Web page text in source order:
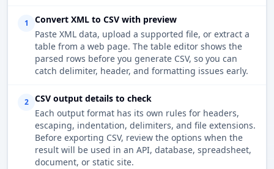
1
Convert XML to CSV with preview
Paste XML data, upload a supported file, or extract a
table from a web page. The table editor shows the
parsed rows before you generate CSV, so you can
catch delimiter, header, and formatting issues early.
2
CSV output details to check
Each output format has its own rules for headers,
escaping, indentation, delimiters, and file extensions.
Before exporting CSV, review the options when the
result will be used in an API, database, spreadsheet,
document, or static site.